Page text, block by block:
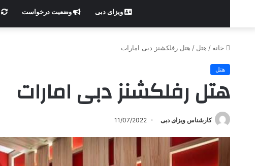
ویزای دبی وضعیت درخواست
خانه / هتل / هتل رفلکشنز دبی امارات
هتل
هتل رفلکشنز دبی امارات
کارشناس ویزای دبی 11/07/2022